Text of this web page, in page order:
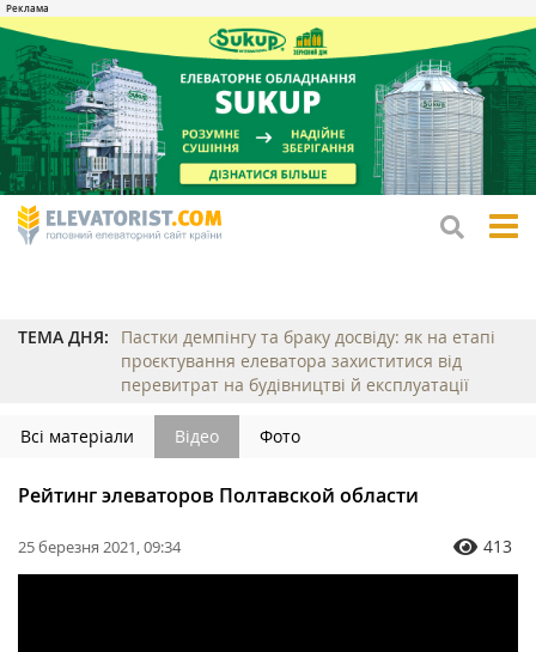
ТЕМА ДНЯ:
Пастки демпінгу та браку досвіду: як на етапі
проєктування елеватора захиститися від
перевитрат на будівництві й експлуатації
Всі матеріали Відео Фото
Рейтинг элеваторов Полтавской области
25 березня 2021, 09:34 413